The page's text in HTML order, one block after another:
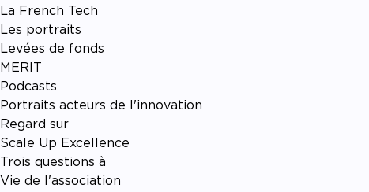
La French Tech
Les portraits
Levées de fonds
MERIT
Podcasts
Portraits acteurs de l'innovation
Regard sur
Scale Up Excellence
Trois questions à
Vie de l'association